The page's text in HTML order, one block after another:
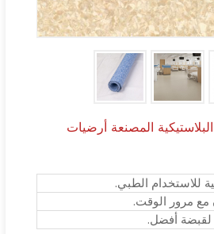
المصنعة أرضيات
للاستخدام الطبي.
مع مرور الوقت.
أفضل.